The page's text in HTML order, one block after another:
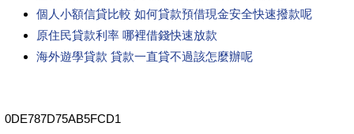
個人小額信貸比較 如何貸款預借現金安全快速撥款呢
原住民貸款利率 哪裡借錢快速放款
海外遊學貸款 貸款一直貸不過該怎麼辦呢
0DE787D75AB5FCD1